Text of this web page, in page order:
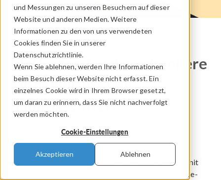
und Messungen zu unseren Besuchern auf dieser
Website und anderen Medien. Weitere
Informationen zu den von uns verwendeten
Cookies finden Sie in unserer
Datenschutzrichtlinie.
Wenn Sie ablehnen, werden Ihre Informationen
beim Besuch dieser Website nicht erfasst. Ein
einzelnes Cookie wird in Ihrem Browser gesetzt,
um daran zu erinnern, dass Sie nicht nachverfolgt
werden möchten.
Cookie-Einstellungen
Akzeptieren Ablehnen
COMSOL Blog
Methoden für die schnellere
Modellierung von
Bandpassfiltern
Jiyoun Munn
18. Jul 2024
Bei der Entwicklung von hochwertigen HF-Geräten mit
Bandpassfilter unter Verwendung der Finite-Elemente-